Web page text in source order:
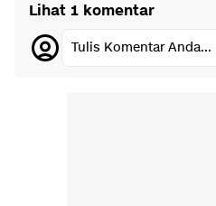
Lihat 1 komentar
Tulis Komentar Anda...